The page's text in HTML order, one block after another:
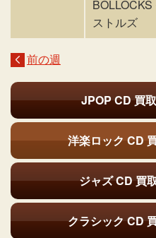
ストルズ
前の週
JPOP CD買
洋楽ロック CD
ジャズ CD買
クラシック CD